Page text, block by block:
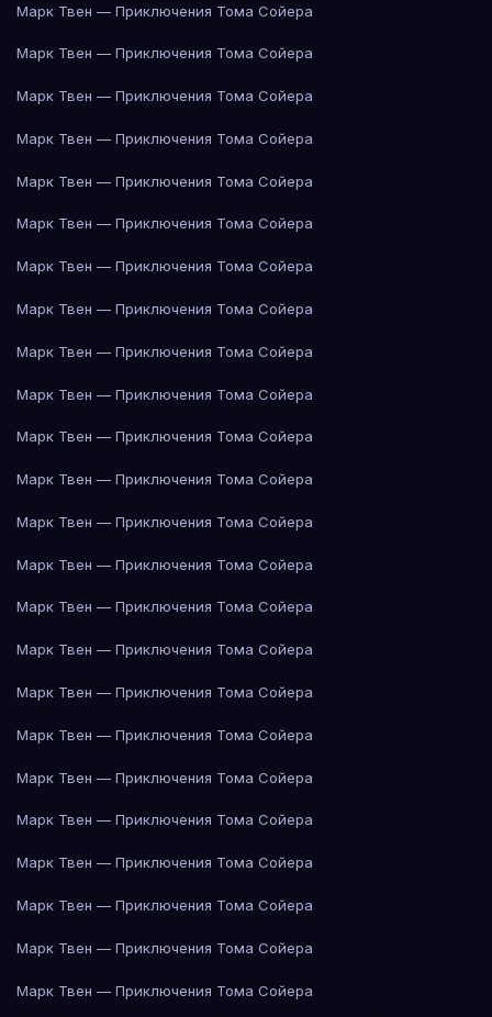
Марк Твен — Приключения Тома Сойера
Марк Твен — Приключения Тома Сойера
Марк Твен — Приключения Тома Сойера
Марк Твен — Приключения Тома Сойера
Марк Твен — Приключения Тома Сойера
Марк Твен — Приключения Тома Сойера
Марк Твен — Приключения Тома Сойера
Марк Твен — Приключения Тома Сойера
Марк Твен — Приключения Тома Сойера
Марк Твен — Приключения Тома Сойера
Марк Твен — Приключения Тома Сойера
Марк Твен — Приключения Тома Сойера
Марк Твен — Приключения Тома Сойера
Марк Твен — Приключения Тома Сойера
Марк Твен — Приключения Тома Сойера
Марк Твен — Приключения Тома Сойера
Марк Твен — Приключения Тома Сойера
Марк Твен — Приключения Тома Сойера
Марк Твен — Приключения Тома Сойера
Марк Твен — Приключения Тома Сойера
Марк Твен — Приключения Тома Сойера
Марк Твен — Приключения Тома Сойера
Марк Твен — Приключения Тома Сойера
Марк Твен — Приключения Тома Сойера